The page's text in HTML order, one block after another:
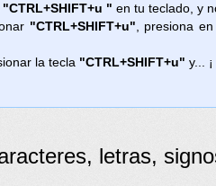
"CTRL+SHIFT+u " en tu teclado, y
"CTRL+SHIFT+u" , presiona
la tecla "CTRL+SHIFT+u" y...
letras,